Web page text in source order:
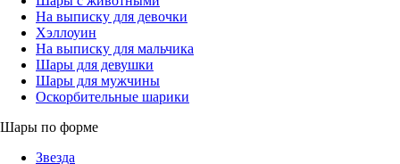
На выписку для девочки
Хэллоуин
На выписку для мальчика
Шары для девушки
Шары для мужчины
Оскорбительные шарики
Шары по форме
Звезда